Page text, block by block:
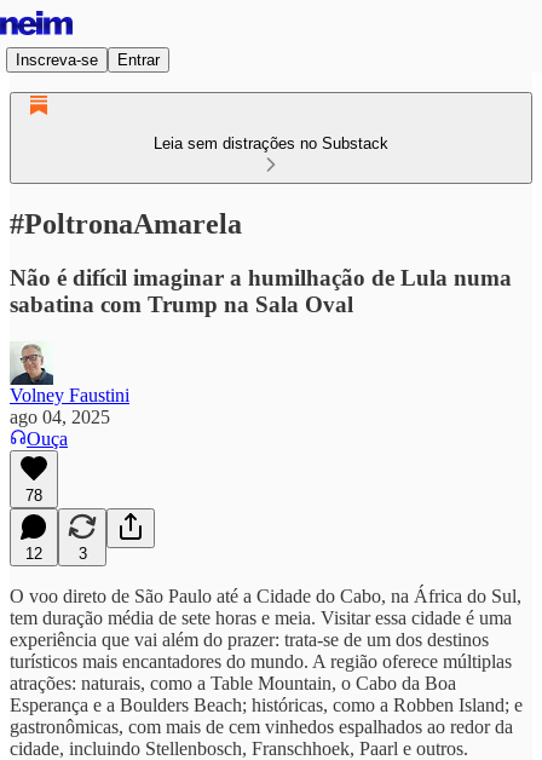
Inscreva-se Entrar
Leia sem distrações no Substack
#PoltronaAmarela
Não é difícil imaginar a humilhação de Lula numa
sabatina com Trump na Sala Oval
Volney Faustini
ago 04, 2025
Ouça
78
12 3
O voo direto de São Paulo até a Cidade do Cabo, na África do Sul,
tem duração média de sete horas e meia. Visitar essa cidade é uma
experiência que vai além do prazer: trata-se de um dos destinos
turísticos mais encantadores do mundo. A região oferece múltiplas
atrações: naturais, como a Table Mountain, o Cabo da Boa
Esperança e a Boulders Beach; históricas, como a Robben Island; e
gastronômicas, com mais de cem vinhedos espalhados ao redor da
cidade, incluindo Stellenbosch, Franschhoek, Paarl e outros.